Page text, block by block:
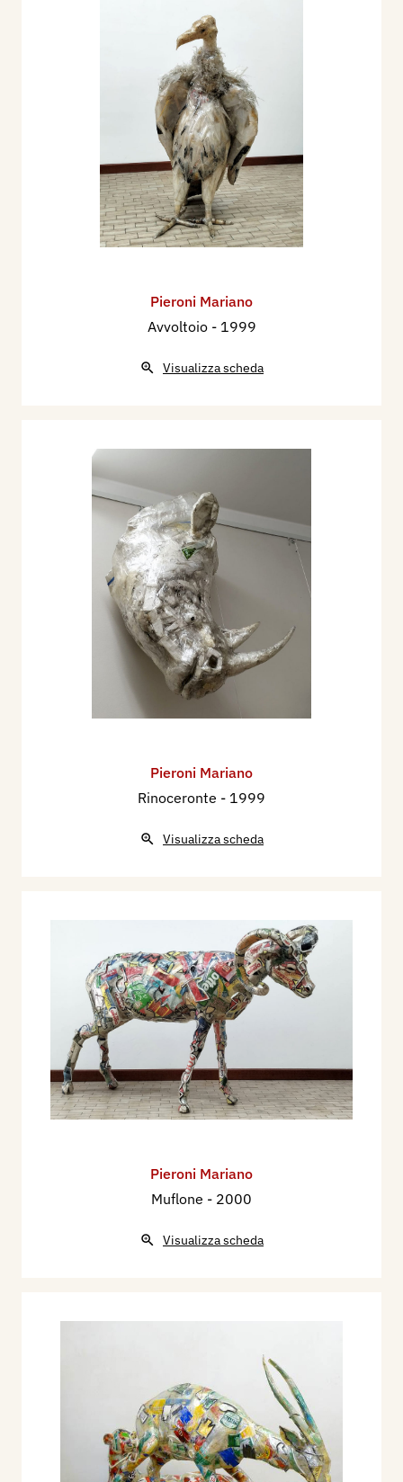
Pieroni Mariano
Avvoltoio - 1999
Visualizza scheda
Pieroni Mariano
Rinoceronte - 1999
Visualizza scheda
Pieroni Mariano
Muflone - 2000
Visualizza scheda